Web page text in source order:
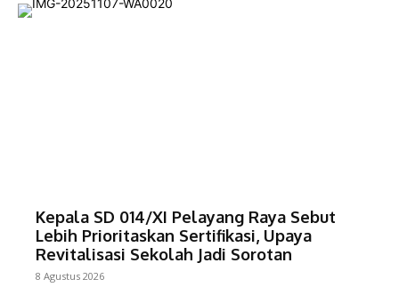
Kepala SD 014/XI Pelayang Raya Sebut
Lebih Prioritaskan Sertifikasi, Upaya
Revitalisasi Sekolah Jadi Sorotan
8 Agustus 2026